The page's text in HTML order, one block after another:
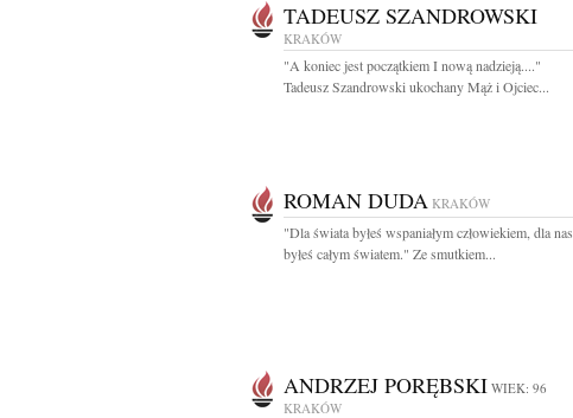
TADEUSZ SZANDROWSKI
KRAKÓW
"A koniec jest początkiem I nową nadzieją...."
Tadeusz Szandrowski ukochany Mąż i Ojciec...
ROMAN DUDA KRAKÓW
"Dla świata byłeś wspaniałym człowiekiem, dla nas
byłeś całym światem." Ze smutkiem...
ANDRZEJ PORĘBSKI WIEK: 96
KRAKÓW